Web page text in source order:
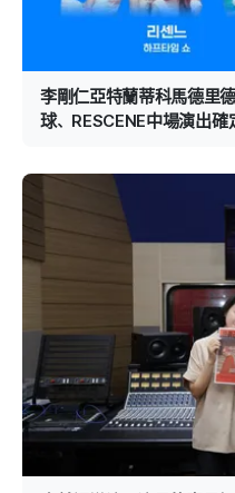
李剛仁亞特蘭蒂科馬德里德
球、RESCENE中場演出確